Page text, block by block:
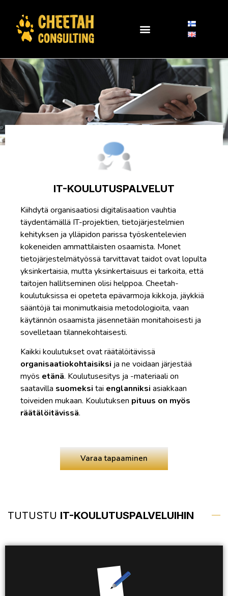
IT-KOULUTUSPALVELUT
Kiihdytä organisaatiosi digitalisaation vauhtia
täydentämällä IT-projektien, tietojärjestelmien
kehityksen ja ylläpidon parissa työskentelevien
kokeneiden ammattilaisten osaamista. Monet
tietojärjestelmätyössä tarvittavat taidot ovat lopulta
yksinkertaisia, mutta yksinkertaisuus ei tarkoita, että
taitojen hallitseminen olisi helppoa. Cheetah-
koulutuksissa ei opeteta epävarmoja kikkoja, jäykkiä
sääntöjä tai monimutkaisia metodologioita, vaan
käytännön osaamista jäsennetään monitahoisesti ja
sovelletaan tilannekohtaisesti.
Kaikki koulutukset ovat räätälöitävissä
organisaatiokohtaisiksi ja ne voidaan järjestää
myös etänä. Koulutusesitys ja -materiaali on
saatavilla suomeksi tai englanniksi asiakkaan
toiveiden mukaan. Koulutuksen pituus on myös
räätälöitävissä.
Varaa tapaaminen
TUTUSTU IT-KOULUTUSPALVELUIHIN